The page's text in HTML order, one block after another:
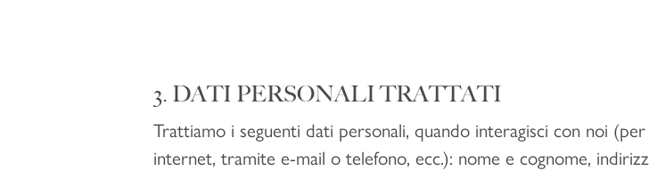
3. DATI PERSONALI TRATTATI
Trattiamo i seguenti dati personali, quando interagisci con noi
internet, tramite e-mail o telefono, ecc.): nome e cognome,